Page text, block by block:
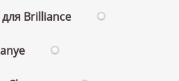
Brilliance